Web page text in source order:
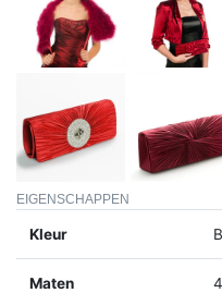
EIGENSCHAPPEN
Kleur
Maten